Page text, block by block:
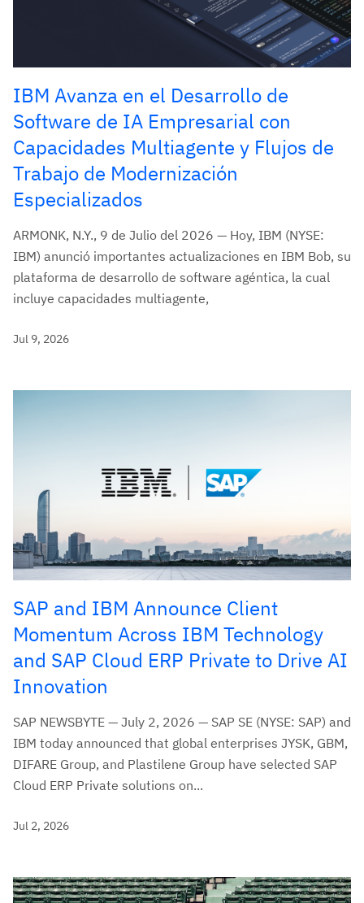
IBM Avanza en el Desarrollo de
Software de IA Empresarial con
Capacidades Multiagente y Flujos de
Trabajo de Modernización
Especializados
ARMONK, N.Y., 9 de Julio del 2026 — Hoy, IBM (NYSE:
IBM) anunció importantes actualizaciones en IBM Bob, su
plataforma de desarrollo de software agéntica, la cual
incluye capacidades multiagente,
Jul 9, 2026
SAP and IBM Announce Client
Momentum Across IBM Technology
and SAP Cloud ERP Private to Drive AI
Innovation
SAP NEWSBYTE — July 2, 2026 — SAP SE (NYSE: SAP) and
IBM today announced that global enterprises JYSK, GBM,
DIFARE Group, and Plastilene Group have selected SAP
Cloud ERP Private solutions on...
Jul 2, 2026